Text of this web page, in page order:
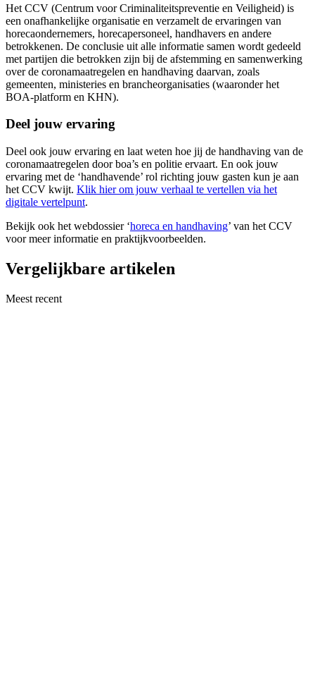
Het CCV (Centrum voor Criminaliteitspreventie en Veiligheid) is
een onafhankelijke organisatie en verzamelt de ervaringen van
horecaondernemers, horecapersoneel, handhavers en andere
betrokkenen. De conclusie uit alle informatie samen wordt gedeeld
met partijen die betrokken zijn bij de afstemming en samenwerking
over de coronamaatregelen en handhaving daarvan, zoals
gemeenten, ministeries en brancheorganisaties (waaronder het
BOA-platform en KHN).
Deel jouw ervaring
Deel ook jouw ervaring en laat weten hoe jij de handhaving van de
coronamaatregelen door boa’s en politie ervaart. En ook jouw
ervaring met de ‘handhavende’ rol richting jouw gasten kun je aan
het CCV kwijt. Klik hier om jouw verhaal te vertellen via het
digitale vertelpunt.
Bekijk ook het webdossier ‘horeca en handhaving’ van het CCV
voor meer informatie en praktijkvoorbeelden.
Vergelijkbare artikelen
Meest recent